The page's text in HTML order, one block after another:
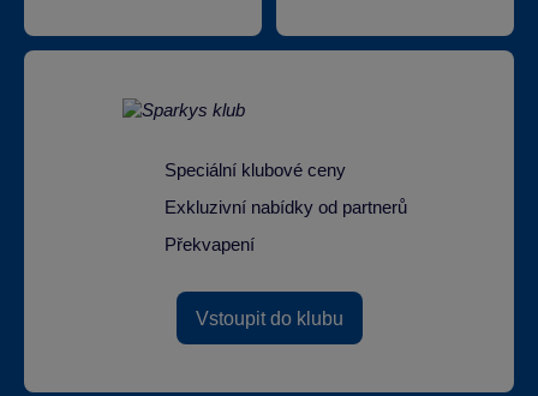
Speciální klubové ceny
Exkluzivní nabídky od partnerů
Překvapení
Vstoupit do klubu